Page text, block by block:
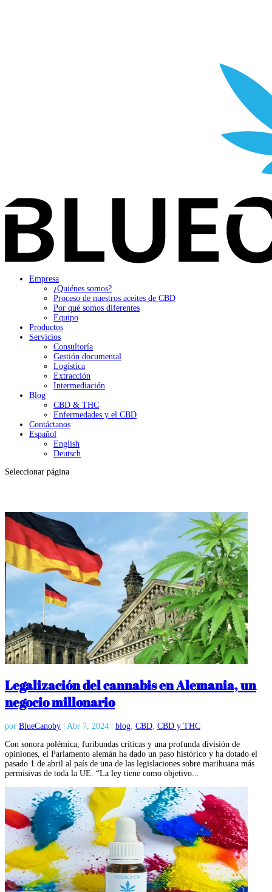
Empresa
¿Quiénes somos?
Proceso de nuestros aceites de CBD
Por qué somos diferentes
Equipo
Productos
Servicios
Consultoría
Gestión documental
Logística
Extracción
Intermediación
Blog
CBD & THC
Enfermedades y el CBD
Contáctanos
Español
English
Deutsch
Seleccionar página
Legalización del cannabis en Alemania, un
negocio millonario
por BlueCanoby Abr 7, 2024 blog CBD CBD y THC
Con sonora polémica, furibundas críticas y una profunda división de
opiniones, el Parlamento alemán ha dado un paso histórico y ha dotado el
pasado 1 de abril al país de una de las legislaciones sobre marihuana más
permisivas de toda la UE. “La ley tiene como objetivo...